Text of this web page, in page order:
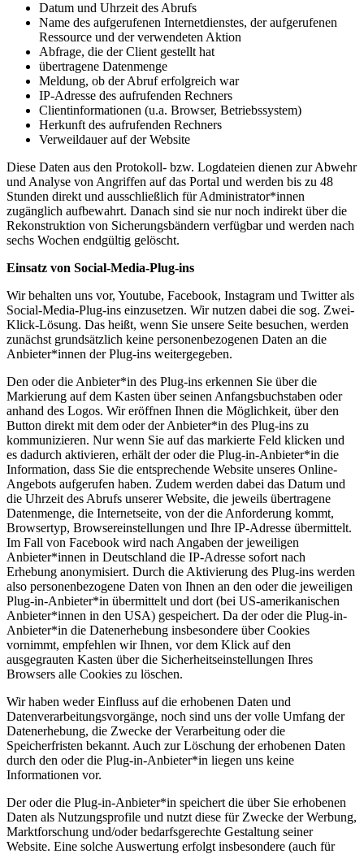
Datum und Uhrzeit des Abrufs
Name des aufgerufenen Internetdienstes, der aufgerufenen
Ressource und der verwendeten Aktion
Abfrage, die der Client gestellt hat
übertragene Datenmenge
Meldung, ob der Abruf erfolgreich war
IP-Adresse des aufrufenden Rechners
Clientinformationen (u.a. Browser, Betriebssystem)
Herkunft des aufrufenden Rechners
Verweildauer auf der Website
Diese Daten aus den Protokoll- bzw. Logdateien dienen zur Abwehr
und Analyse von Angriffen auf das Portal und werden bis zu 48
Stunden direkt und ausschließlich für Administrator*innen
zugänglich aufbewahrt. Danach sind sie nur noch indirekt über die
Rekonstruktion von Sicherungsbändern verfügbar und werden nach
sechs Wochen endgültig gelöscht.
Einsatz von Social-Media-Plug-ins
Wir behalten uns vor, Youtube, Facebook, Instagram und Twitter als
Social-Media-Plug-ins einzusetzen. Wir nutzen dabei die sog. Zwei-
Klick-Lösung. Das heißt, wenn Sie unsere Seite besuchen, werden
zunächst grundsätzlich keine personenbezogenen Daten an die
Anbieter*innen der Plug-ins weitergegeben.
Den oder die Anbieter*in des Plug-ins erkennen Sie über die
Markierung auf dem Kasten über seinen Anfangsbuchstaben oder
anhand des Logos. Wir eröffnen Ihnen die Möglichkeit, über den
Button direkt mit dem oder der Anbieter*in des Plug-ins zu
kommunizieren. Nur wenn Sie auf das markierte Feld klicken und
es dadurch aktivieren, erhält der oder die Plug-in-Anbieter*in die
Information, dass Sie die entsprechende Website unseres Online-
Angebots aufgerufen haben. Zudem werden dabei das Datum und
die Uhrzeit des Abrufs unserer Website, die jeweils übertragene
Datenmenge, die Internetseite, von der die Anforderung kommt,
Browsertyp, Browsereinstellungen und Ihre IP-Adresse übermittelt.
Im Fall von Facebook wird nach Angaben der jeweiligen
Anbieter*innen in Deutschland die IP-Adresse sofort nach
Erhebung anonymisiert. Durch die Aktivierung des Plug-ins werden
also personenbezogene Daten von Ihnen an den oder die jeweiligen
Plug-in-Anbieter*in übermittelt und dort (bei US-amerikanischen
Anbieter*innen in den USA) gespeichert. Da der oder die Plug-in-
Anbieter*in die Datenerhebung insbesondere über Cookies
vornimmt, empfehlen wir Ihnen, vor dem Klick auf den
ausgegrauten Kasten über die Sicherheitseinstellungen Ihres
Browsers alle Cookies zu löschen.
Wir haben weder Einfluss auf die erhobenen Daten und
Datenverarbeitungsvorgänge, noch sind uns der volle Umfang der
Datenerhebung, die Zwecke der Verarbeitung oder die
Speicherfristen bekannt. Auch zur Löschung der erhobenen Daten
durch den oder die Plug-in-Anbieter*in liegen uns keine
Informationen vor.
Der oder die Plug-in-Anbieter*in speichert die über Sie erhobenen
Daten als Nutzungsprofile und nutzt diese für Zwecke der Werbung,
Marktforschung und/oder bedarfsgerechte Gestaltung seiner
Website. Eine solche Auswertung erfolgt insbesondere (auch für